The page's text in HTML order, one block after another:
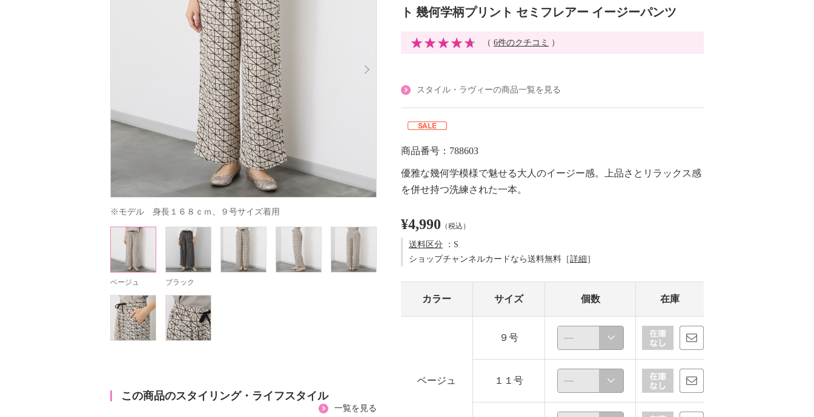
※モデル　身長１６８ｃｍ、９号サイズ着用
ベージュ ブラック
この商品のスタイリング・ライフスタイル
一覧を見る
ト 幾何学柄プリント セミフレアー イージーパンツ
（ 6件のクチコミ ）
スタイル・ラヴィーの商品一覧を見る
商品番号：788603
優雅な幾何学模様で魅せる大人のイージー感。上品さとリラックス感
を併せ持つ洗練された一本。
¥4,990 （税込）
送料区分 ：S
ショップチャンネルカードなら送料無料［詳細 ］
カラー サイズ 個数 在庫
ベージュ
９号
１１号